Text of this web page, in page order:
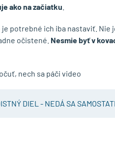
ako na začiatku
je potrebné ich iba nastaviť. Nie
očistené. Nesmie byť v
nech sa páči video
DIEL - NEDÁ SA